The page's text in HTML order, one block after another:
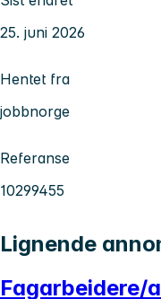
25. juni 2026
Hentet fra
jobbnorge
Referanse
10299455
Lignende
Fagarbeidere/